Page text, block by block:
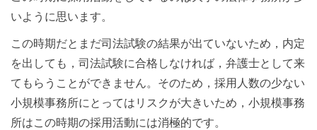
いように思います。
この時期だとまだ司法試験の結果が出ていないため，内定
を出しても，司法試験に合格しなければ，弁護士として来
てもらうことができません。そのため，採用人数の少ない
小規模事務所にとってはリスクが大きいため，小規模事務
所はこの時期の採用活動には消極的です。